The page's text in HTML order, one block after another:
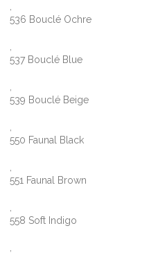
536 Bouclé Ochre
537 Bouclé Blue
539 Bouclé Beige
550 Faunal Black
551 Faunal Brown
558 Soft Indigo